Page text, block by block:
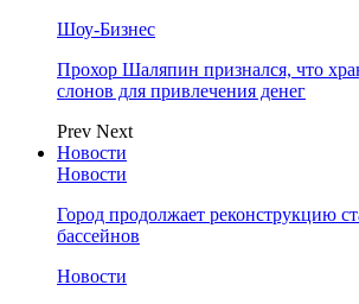
Шоу-Бизнес
Прохор Шаляпин признался, что
слонов для привлечения денег
Prev Next
Новости
Новости
Город продолжает реконструкцию
бассейнов
Новости